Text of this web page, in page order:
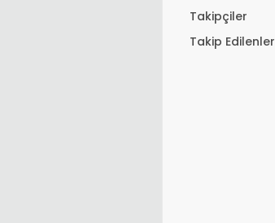
Takipçiler
Takip Edilenler